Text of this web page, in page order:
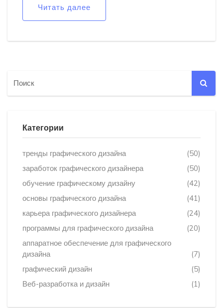
повествование через персонализированные
динамичные изменения влияют на формирование
Читать далее
Категории
тренды графического дизайна
(50)
заработок графического дизайнера
(50)
обучение графическому дизайну
(42)
основы графического дизайна
(41)
карьера графического дизайнера
(24)
программы для графического дизайна
(20)
аппаратное обеспечение для графического
дизайна
(7)
графический дизайн
(5)
Веб-разработка и дизайн
(1)